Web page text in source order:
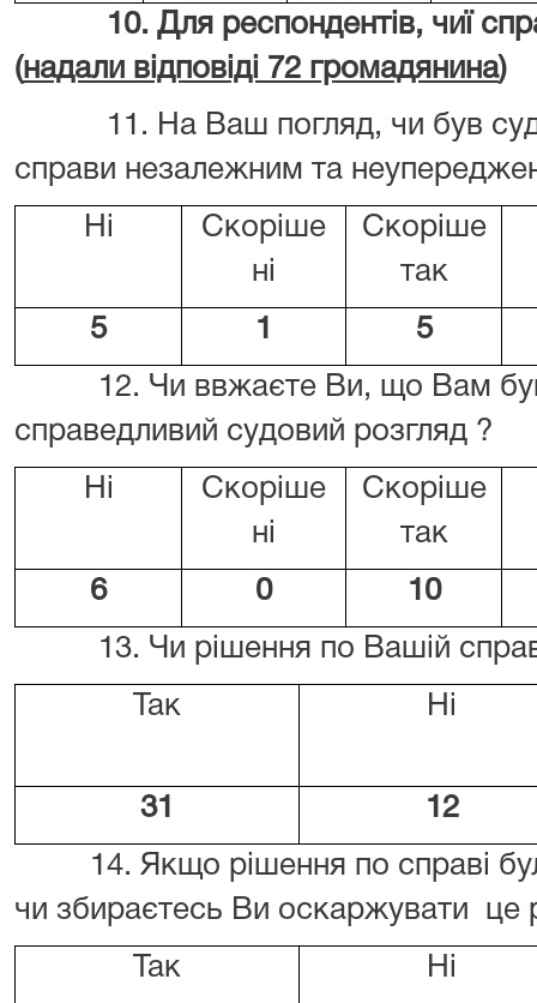
10. Для респондентів, чиї
(надали відповіді 72 громадянина)
11. На Ваш погляд, чи був суд
справи незалежним та
Ні
Скоріше
ні
Скоріше
так
5
1
5
12. Чи ввжаєте Ви, що Вам був
справедливий судовий розгляд ?
Ні
Скоріше
ні
Скоріше
так
6
0
10
13. Чи рішення по Вашій
Так
Ні
31
12
14. Якщо рішення по справі
чи збираєтесь Ви оскаржувати це
Так
Ні